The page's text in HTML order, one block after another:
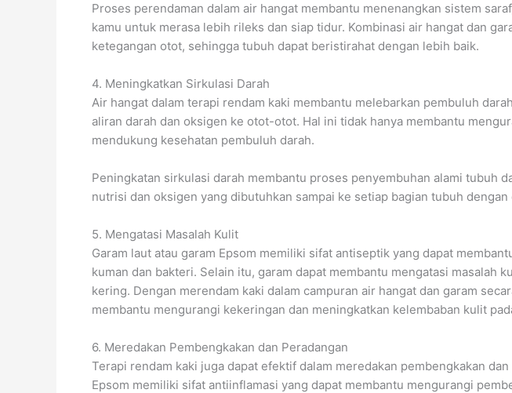
Proses perendaman dalam air hangat membantu menenangkan sistem
kamu untuk merasa lebih rileks dan siap tidur. Kombinasi air hangat dan
ketegangan otot, sehingga tubuh dapat beristirahat dengan lebih baik.
4. Meningkatkan Sirkulasi Darah
Air hangat dalam terapi rendam kaki membantu melebarkan pembuluh
aliran darah dan oksigen ke otot-otot. Hal ini tidak hanya membantu
mendukung kesehatan pembuluh darah.
Peningkatan sirkulasi darah membantu proses penyembuhan alami tubuh
nutrisi dan oksigen yang dibutuhkan sampai ke setiap bagian tubuh dengan
5. Mengatasi Masalah Kulit
Garam laut atau garam Epsom memiliki sifat antiseptik yang dapat
kuman dan bakteri. Selain itu, garam dapat membantu mengatasi masalah
kering. Dengan merendam kaki dalam campuran air hangat dan garam
membantu mengurangi kekeringan dan meningkatkan kelembaban kulit
6. Meredakan Pembengkakan dan Peradangan
Terapi rendam kaki juga dapat efektif dalam meredakan pembengkakan dan
Epsom memiliki sifat antiinflamasi yang dapat membantu mengurangi